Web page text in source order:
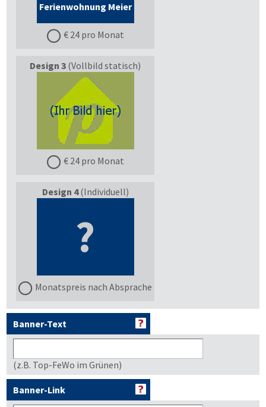
Ferienwohnung Meier
€ 24 pro Monat
Design 3 (Vollbild statisch)
€ 24 pro Monat
Design 4(Individuell)
?
Monatspreis nach Absprache
Banner-Text
(z.B. Top-FeWo im Grünen)
Banner-Link